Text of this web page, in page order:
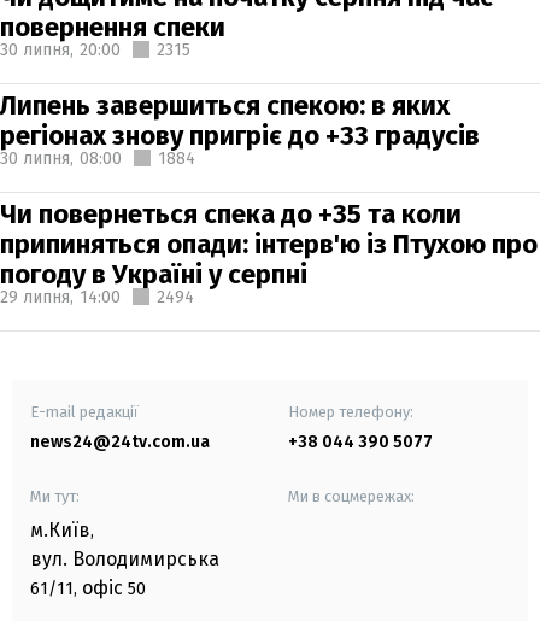
повернення спеки
30 липня, 20:00 2315
Липень завершиться спекою: в яких
регіонах знову пригріє до +33 градусів
30 липня, 08:00 1884
Чи повернеться спека до +35 та коли
припиняться опади: інтерв'ю із Птухою про
погоду в Україні у серпні
29 липня, 14:00 2494
E-mail редакції
news24@24tv.com.ua
Номер телефону:
+38 044 390 5077
Ми тут:
м.Київ,
вул. Володимирська
61/11, офіс 50
Ми в соцмережах: